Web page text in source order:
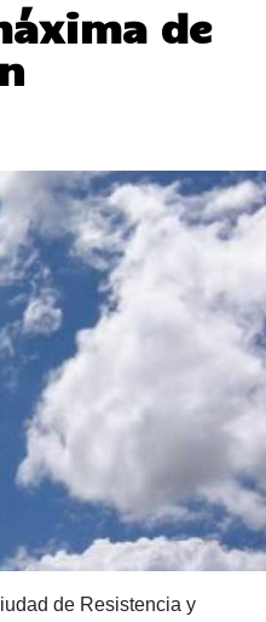
de
de Resistencia y